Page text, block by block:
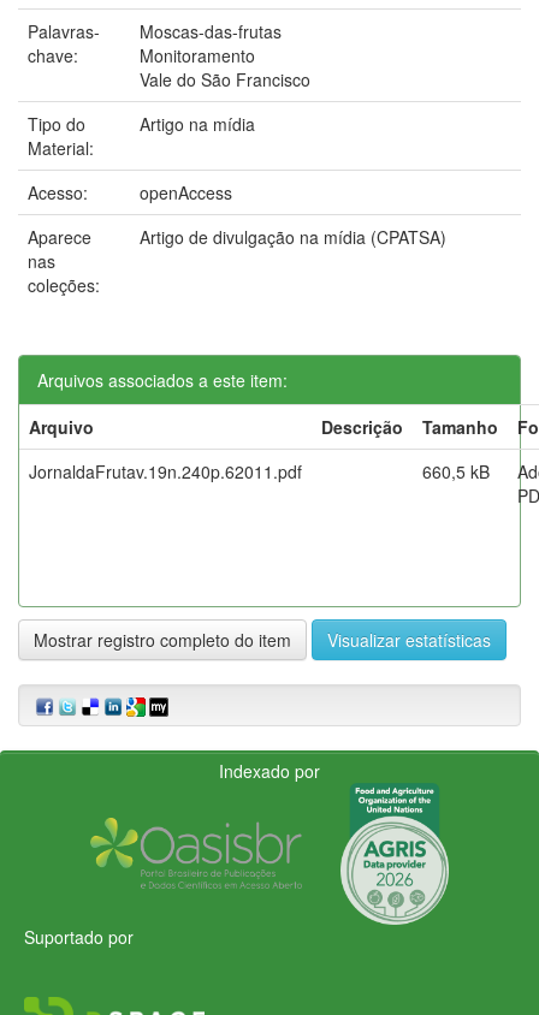
Palavras-
chave:
Moscas-das-frutas
Monitoramento
Vale do São Francisco
Tipo do
Material:
Artigo na mídia
Acesso:
openAccess
Aparece
nas
coleções:
Artigo de divulgação na mídia (CPATSA)
Arquivos associados a este item:
Arquivo
Descrição Tamanho
JornaldaFrutav.19n.240p.62011.pdf
660,5 kB
Mostrar registro completo do item Visualizar estatísticas
Indexado por
Suportado por